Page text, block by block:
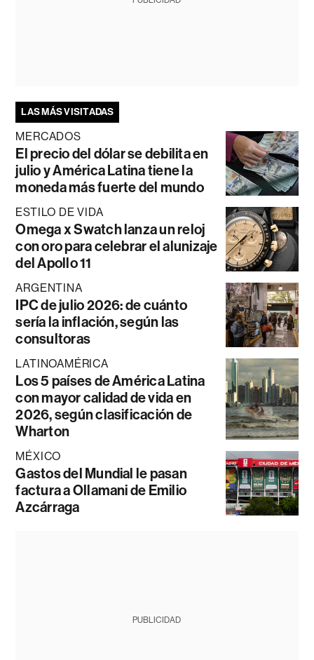
LAS MÁS VISITADAS
MERCADOS
El precio del dólar se debilita en
julio y América Latina tiene la
moneda más fuerte del mundo
ESTILO DE VIDA
Omega x Swatch lanza un reloj
con oro para celebrar el alunizaje
del Apollo 11
ARGENTINA
IPC de julio 2026: de cuánto
sería la inflación, según las
consultoras
LATINOAMÉRICA
Los 5 países de América Latina
con mayor calidad de vida en
2026, según clasificación de
Wharton
MÉXICO
Gastos del Mundial le pasan
factura a Ollamani de Emilio
Azcárraga
PUBLICIDAD